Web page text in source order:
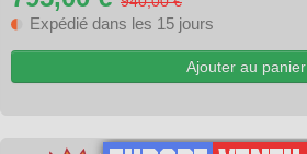
Expédié dans les 15 jours
Ajouter au panier